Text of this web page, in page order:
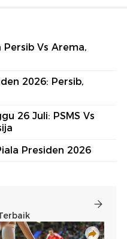
Persib Vs Arema,
2026: Persib,
26 Juli: PSMS Vs
Presiden 2026